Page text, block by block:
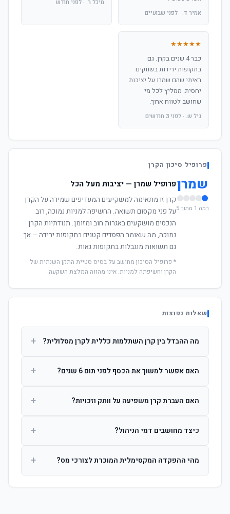
אמיר ד. · לפני שבועיים
מיכל ר. · לפני חודש
★★★★★
כבר 4 שנים בקרן. גם
בתקופות ירידות בשווקים
ראיתי שהם שמרו על יציבות
יחסית. ממליץ לכל מי
שחושב לטווח ארוך.
גיל ש. · לפני 3 חודשים
פרופיל סיכון הקרן
שמרן
רמה 1 מתוך 5
פרופיל שמרן — יציבות מעל הכל
קרן זו מתאימה למשקיעים המעדיפים שמירה על הקרן
על פני מקסום תשואה. החשיפה למניות נמוכה, רוב
הנכסים מושקעים באגרות חוב ומזומן. תנודתיות הקרן
נמוכה, מה שאומר הפסדים קטנים בתקופות ירידה — אך
גם תשואות מוגבלות בתקופות גאות.
* פרופיל הסיכון מחושב על בסיס סטיית התקן השנתית של
הקרן וחשיפתה למניות. אינו מהווה המלצת השקעה.
שאלות נפוצות
מה ההבדל בין קרן השתלמות כללית לקרן מסלולית? +
ההשקעות. קרן מסלולית עוקבת אחרי מדד ספציפי ומאפשרת
האם אפשר למשוך את הכסף לפני תום 6 שנים? +
הרווחים. לאחר 6 שנים ניתן למשוך פטור ממס עד לתקרה
האם העברת קרן משפיעה על וותק וזכויות? +
החברות. הוותק ממשיך להיספר מיום ההפקדה הראשונה.
כיצד מחושבים דמי הניהול? +
ומתן על שיעורם בעת הצטרפות.
מהי ההפקדה המקסימלית המוכרת לצורכי מס? +